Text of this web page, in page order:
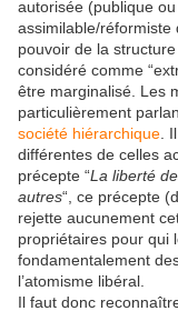
autorisée (publique
assimilable/réformiste
pouvoir de la
considéré comme
être marginalisé. Les
particulièrement
société hiérarchique .
différentes de celles
précepte “La liberté
autres“, ce précepte
rejette aucunement
propriétaires pour qui
fondamentalement
l’atomisme libéral.
Il faut donc